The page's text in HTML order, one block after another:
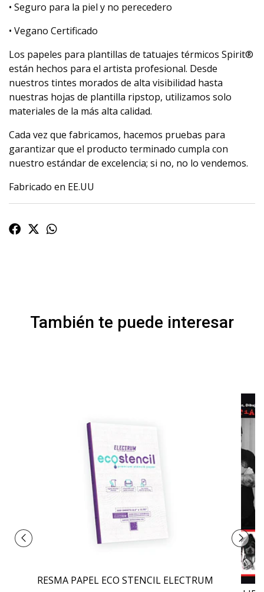
• Seguro para la piel y no perecedero
• Vegano Certificado
Los papeles para plantillas de tatuajes térmicos Spirit®
están hechos para el artista profesional. Desde
nuestros tintes morados de alta visibilidad hasta
nuestras hojas de plantilla ripstop, utilizamos solo
materiales de la más alta calidad.
Cada vez que fabricamos, hacemos pruebas para
garantizar que el producto terminado cumpla con
nuestro estándar de excelencia; si no, no lo vendemos.
Fabricado en EE.UU
También te puede interesar
RESMA PAPEL ECO STENCIL ELECTRUM